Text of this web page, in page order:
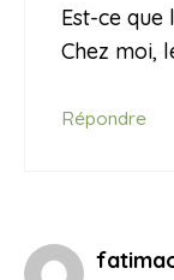
Est-ce que
Chez moi,
Répondre